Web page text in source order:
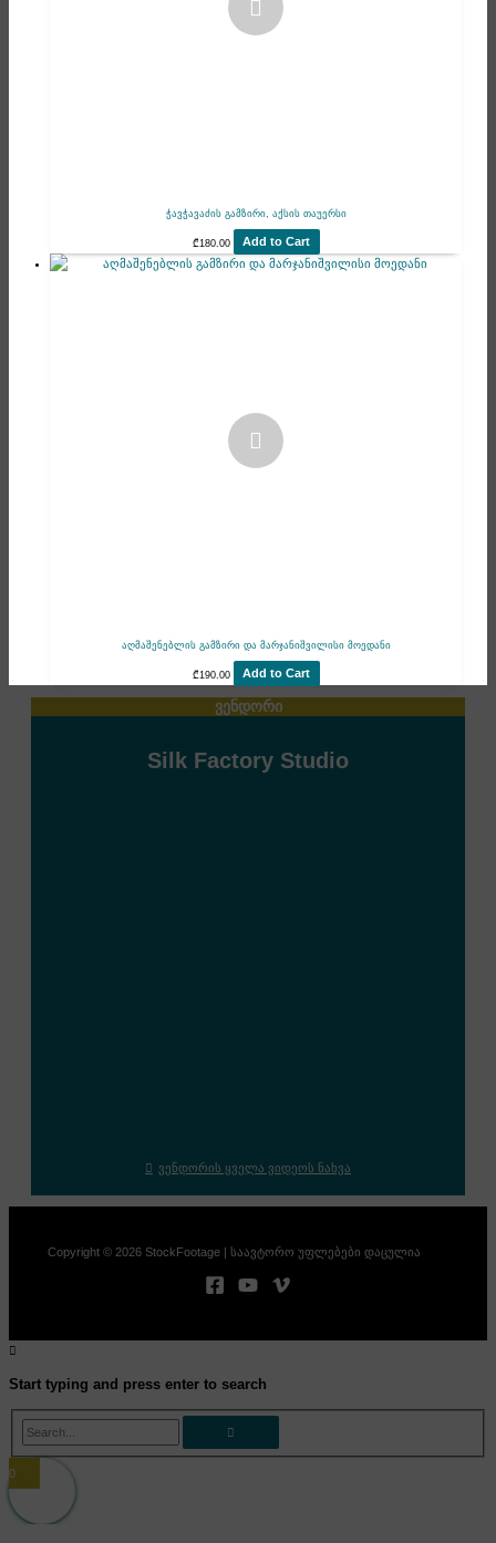
ჭავჭავაძის გამზირი, აქსის თაუერსი
₾180.00 Add to Cart
აღმაშენებლის გამზირი და მარჯანიშვილისი მოედანი
₾190.00 Add to Cart
ვენდორი
Silk Factory Studio
ვენდორის ყველა ვიდეოს ნახვა
Copyright © 2026 StockFootage | საავტორო უფლებები დაცულია
Start typing and press enter to search
Search...
0